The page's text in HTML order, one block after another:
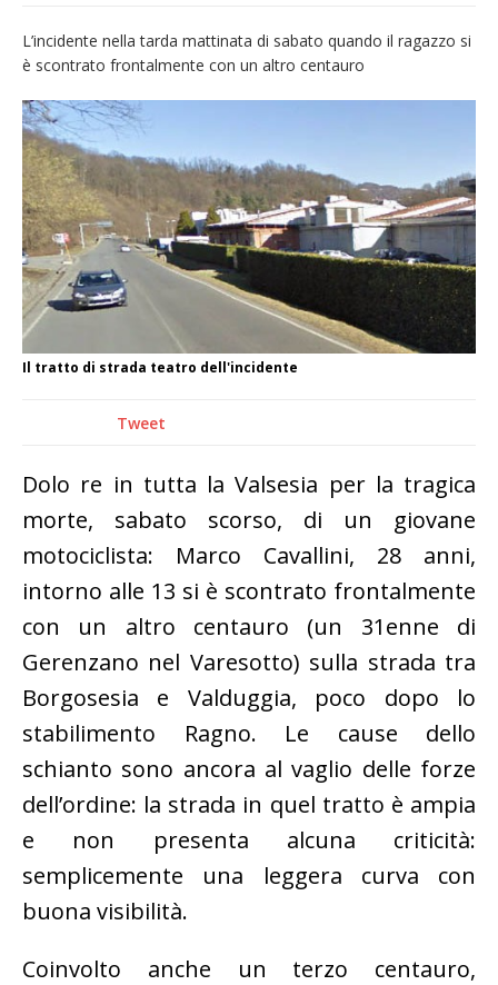
nubifragio di venerdì
Estate di sagre anche per i mezzi storici della
Pro vs Saluzzo, amichevole di buon riscontro
Piscina ex Enal non balneabile dopo i controlli
dell’Asl. Il Comune: «Misura precauzionale e
provvisoria»
Dieci anni fa l’ingresso a Vercelli
dell’arcivescovo mons. Marco Arnolfo
L’incidente nella tarda mattinata di sabato quando il ragazzo si
è scontrato frontalmente con un altro centauro
Il tratto di strada teatro dell'incidente
Tweet
Dolo re in tutta la Valsesia per la tragica
morte, sabato scorso, di un giovane
motociclista: Marco Cavallini, 28 anni,
intorno alle 13 si è scontrato frontalmente
con un altro centauro (un 31enne di
Gerenzano nel Varesotto) sulla strada tra
Borgosesia e Valduggia, poco dopo lo
stabilimento Ragno. Le cause dello
schianto sono ancora al vaglio delle forze
dell’ordine: la strada in quel tratto è ampia
e non presenta alcuna criticità:
semplicemente una leggera curva con
buona visibilità.
Coinvolto anche un terzo centauro,